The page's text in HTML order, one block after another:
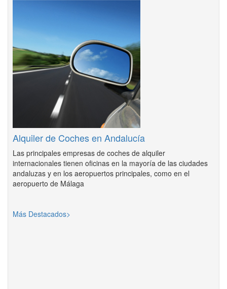
Alquiler de Coches en Andalucía
Las principales empresas de coches de alquiler
internacionales tienen oficinas en la mayoría de las ciudades
andaluzas y en los aeropuertos principales, como en el
aeropuerto de Málaga
Más Destacados>